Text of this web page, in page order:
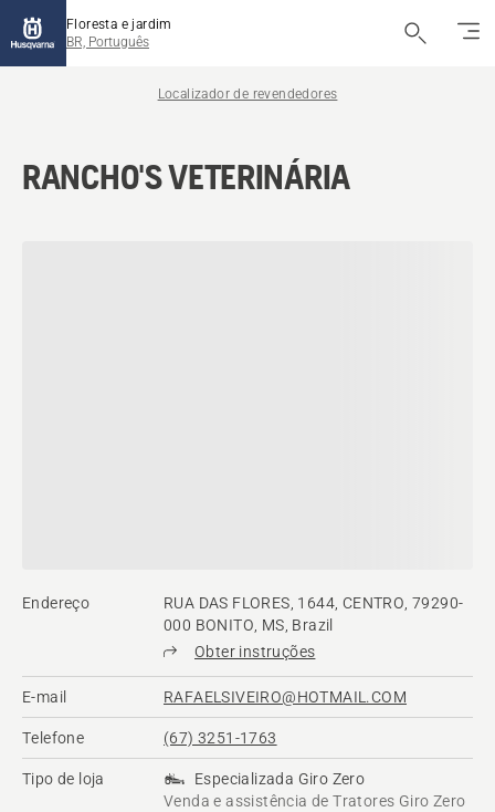
Floresta e jardim
BR, Português
Localizador de revendedores
RANCHO'S VETERINÁRIA
Endereço
RUA DAS FLORES, 1644, CENTRO, 79290-
000 BONITO, MS, Brazil
Obter instruções
E-mail RAFAELSIVEIRO@HOTMAIL.COM
Telefone (67) 3251-1763
Tipo de loja
Especializada Giro Zero
Venda e assistência de Tratores Giro Zero